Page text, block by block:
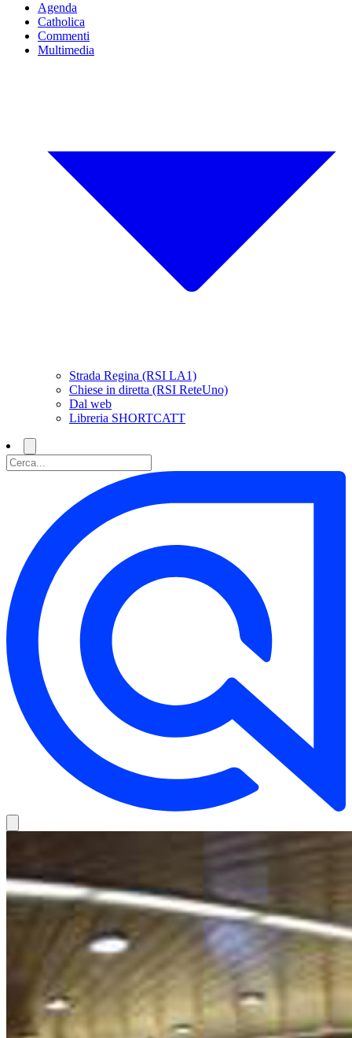
Agenda
Catholica
Commenti
Multimedia
Strada Regina (RSI LA1)
Chiese in diretta (RSI ReteUno)
Dal web
Libreria SHORTCATT